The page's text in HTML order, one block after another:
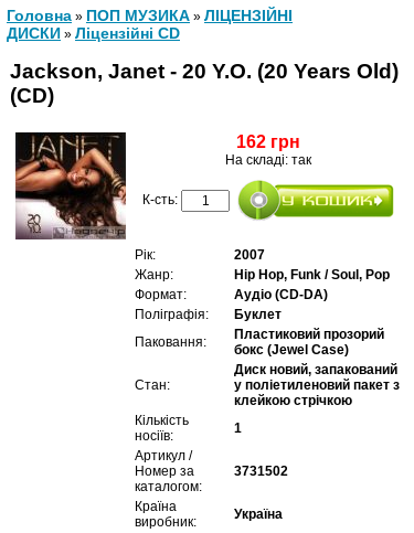
Головна » ПОП МУЗИКА » ЛІЦЕНЗІЙНІ
ДИСКИ » Ліцензійні СD
Jackson, Janet - 20 Y.O. (20 Years Old)
(CD)
162 грн
На складі: так
К-сть:
Рік:
2007
Жанр:
Hip Hop, Funk / Soul, Pop
Формат:
Аудіо (CD-DA)
Поліграфія:
Буклет
Паковання:
Пластиковий прозорий
бокс (Jewel Case)
Стан:
Диск новий, запакований
у поліетиленовий пакет з
клейкою стрічкою
Кількість
носіїв:
1
Артикул /
Номер за
каталогом:
3731502
Країна
виробник:
Україна